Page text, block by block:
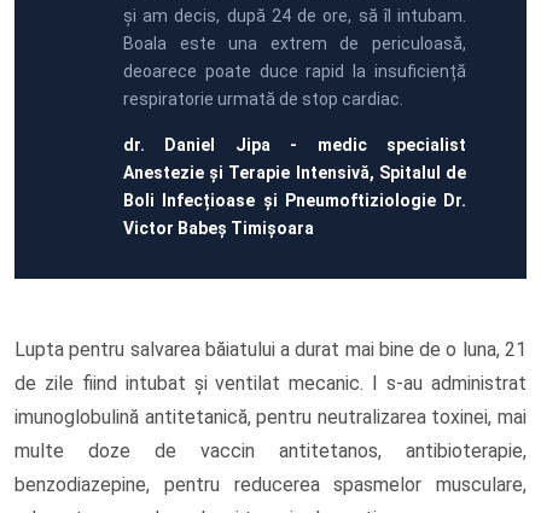
și am decis, după 24 de ore, să îl intubam.
Boala este una extrem de periculoasă,
deoarece poate duce rapid la insuficiență
respiratorie urmată de stop cardiac.
dr. Daniel Jipa - medic specialist
Anestezie și Terapie Intensivă, Spitalul de
Boli Infecțioase și Pneumoftiziologie Dr.
Victor Babeș Timișoara
Lupta pentru salvarea băiatului a durat mai bine de o luna, 21
de zile fiind intubat și ventilat mecanic. I s-au administrat
imunoglobulină antitetanică, pentru neutralizarea toxinei, mai
multe doze de vaccin antitetanos, antibioterapie,
benzodiazepine, pentru reducerea spasmelor musculare,